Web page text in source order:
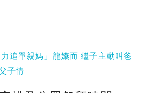
追單親媽」龍嬿而 繼子主動叫爸
子情